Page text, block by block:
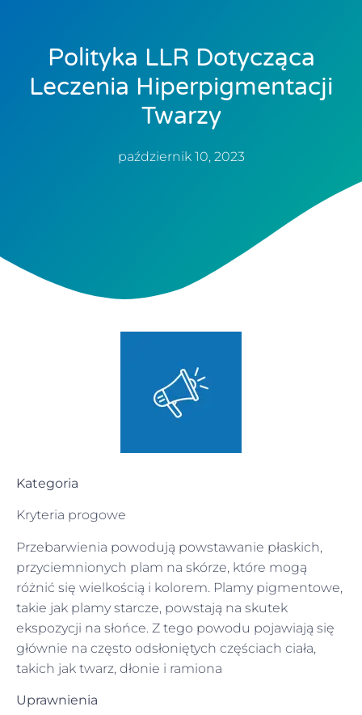
Polityka LLR Dotycząca
Leczenia Hiperpigmentacji
Twarzy
październik 10, 2023
Kategoria
Kryteria progowe
Przebarwienia powodują powstawanie płaskich,
przyciemnionych plam na skórze, które mogą
różnić się wielkością i kolorem. Plamy pigmentowe,
takie jak plamy starcze, powstają na skutek
ekspozycji na słońce. Z tego powodu pojawiają się
głównie na często odsłoniętych częściach ciała,
takich jak twarz, dłonie i ramiona
Uprawnienia